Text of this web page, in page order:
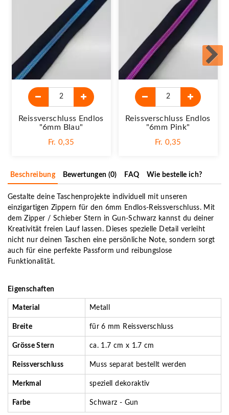
Reissverschluss Endlos
"6mm Blau"
Fr. 0,35
Reissverschluss Endlos
"6mm Pink"
Fr. 0,35
Beschreibung Bewertungen (0) FAQ Wie bestelle ich?
Gestalte deine Taschenprojekte individuell mit unseren
einzigartigen Zippern für den 6mm Endlos-Reissverschluss. Mit
dem Zipper / Schieber Stern in Gun-Schwarz kannst du deiner
Kreativität freien Lauf lassen. Dieses spezielle Detail verleiht
nicht nur deinen Taschen eine persönliche Note, sondern sorgt
auch für eine perfekte Passform und reibungslose
Funktionalität.
Eigenschaften
Material Metall
Breite für 6 mm Reissverschluss
Grösse Stern ca. 1.7 cm x 1.7 cm
Reissverschluss Muss separat bestellt werden
Merkmal speziell dekoraktiv
Farbe Schwarz - Gun